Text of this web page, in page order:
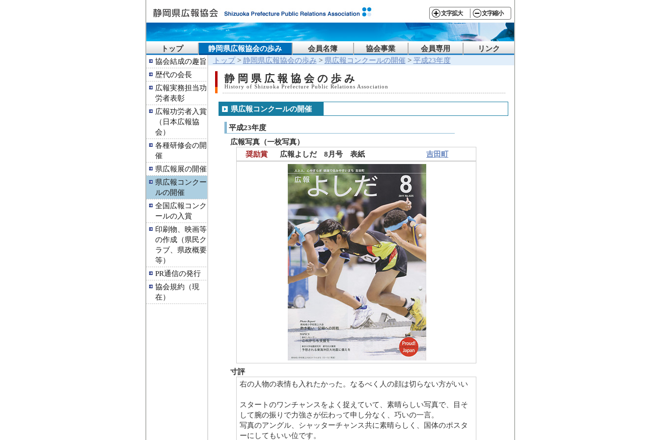
文字拡大 文字縮小
トップ 静岡県広報協会の歩み 会員名簿 協会事業 会員専用
リンク
協会結成の趣旨
歴代の会長
広報実務担当功
労者表彰
広報功労者入賞
（日本広報協
会）
各種研修会の開
催
県広報展の開催
県広報コンクー
ルの開催
全国広報コンク
ールの入賞
印刷物、映画等
の作成（県民ク
ラブ、県政概要
等）
PR通信の発行
協会規約（現
在）
トップ> 静岡県広報協会の歩み > 県広報コンクールの開催 > 平成23年度
静岡県広報協会の歩み
History of Shizuoka Prefecture Public Relations Association
県広報コンクールの開催
平成23年度
広報写真（一枚写真）
奨励賞
広報よしだ 8月号 表紙 吉田町
寸評
右の人物の表情も入れたかった。なるべく人の顔は切らない方がいい
スタートのワンチャンスをよく捉えていて、素晴らしい写真で、目そ
して腕の振りで力強さが伝わって申し分なく、巧いの一言。
写真のアングル、シャッターチャンス共に素晴らしく、国体のポスタ
ーにしてもいい位です。